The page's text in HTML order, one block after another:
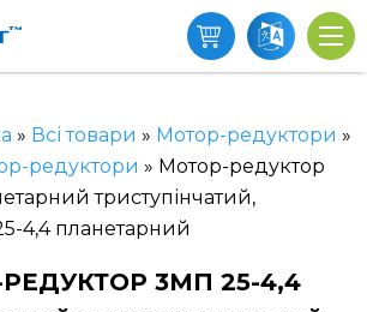
» Всі товари » Мотор-редуктори »
редуктори » Мотор-редуктор
триступінчатий,
4,4 планетарний
3МП 25-4,4